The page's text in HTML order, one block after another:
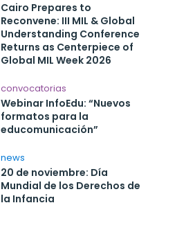
Cairo Prepares to
Reconvene: III MIL & Global
Understanding Conference
Returns as Centerpiece of
Global MIL Week 2026
convocatorias
Webinar InfoEdu: “Nuevos
formatos para la
educomunicación”
news
20 de noviembre: Día
Mundial de los Derechos de
la Infancia